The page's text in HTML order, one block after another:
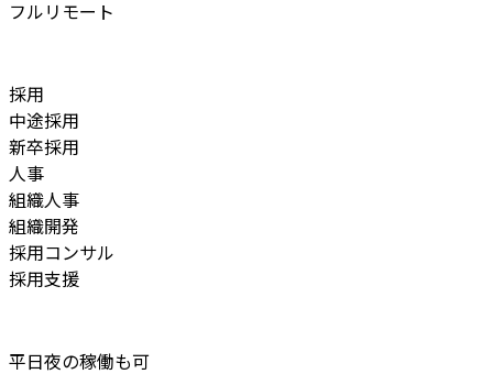
フルリモート
採用
中途採用
新卒採用
人事
組織人事
組織開発
採用コンサル
採用支援
平日夜の稼働も可